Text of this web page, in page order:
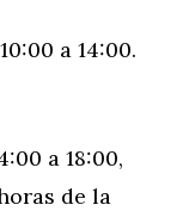
a 14:00.
a 18:00,
de la